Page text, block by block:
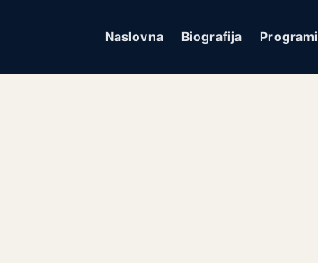
Naslovna Biografija Programi